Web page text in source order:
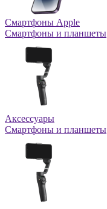
Смартфоны Apple
Смартфоны и планшеты
Аксессуары
Смартфоны и планшеты